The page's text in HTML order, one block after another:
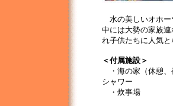
水の美しいオホー
中には大勢の家族
れ子供たちに人気
＜付属施設＞
・海の家（休憩、
シャワー
・炊事場